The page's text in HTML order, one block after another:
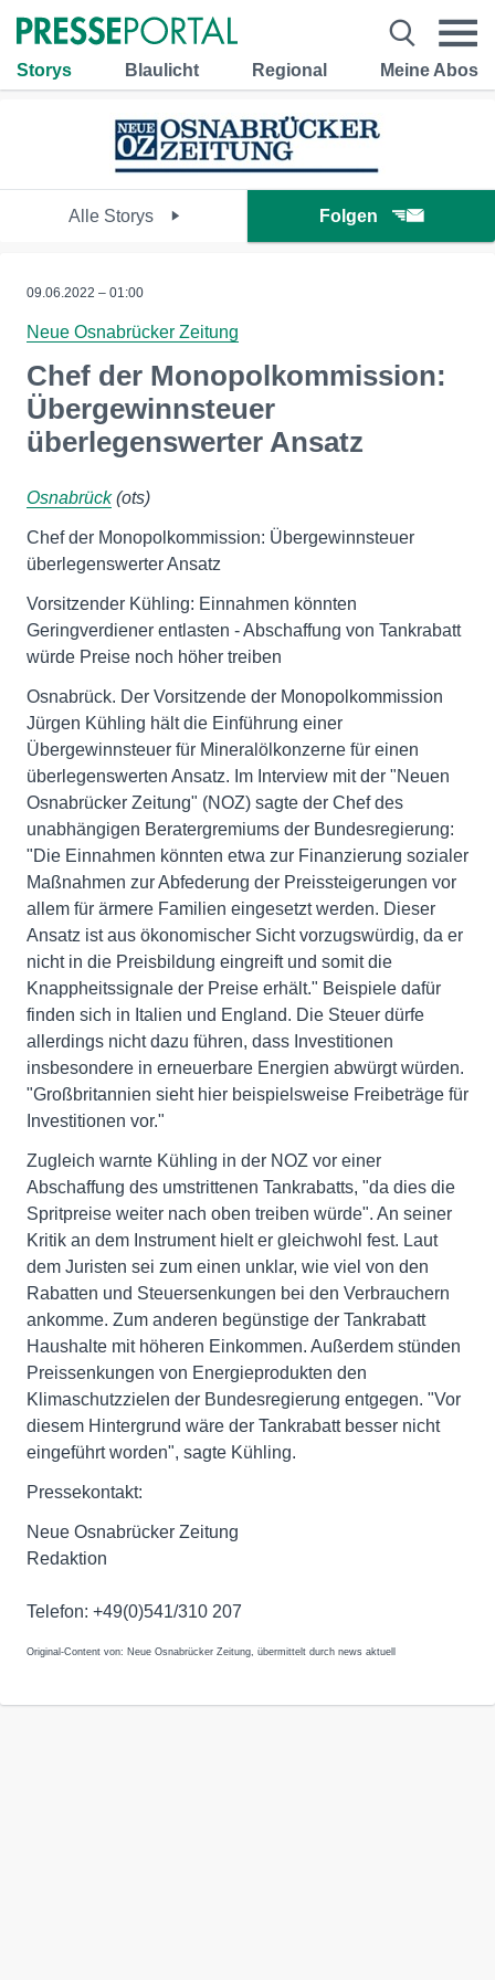
Storys Blaulicht Regional Meine Abos
Alle Storys Folgen
09.06.2022 – 01:00
Neue Osnabrücker Zeitung
Chef der Monopolkommission:
Übergewinnsteuer
überlegenswerter Ansatz
Osnabrück(ots)
Chef der Monopolkommission: Übergewinnsteuer
überlegenswerter Ansatz
Vorsitzender Kühling: Einnahmen könnten
Geringverdiener entlasten - Abschaffung von Tankrabatt
würde Preise noch höher treiben
Osnabrück. Der Vorsitzende der Monopolkommission
Jürgen Kühling hält die Einführung einer
Übergewinnsteuer für Mineralölkonzerne für einen
überlegenswerten Ansatz. Im Interview mit der "Neuen
Osnabrücker Zeitung" (NOZ) sagte der Chef des
unabhängigen Beratergremiums der Bundesregierung:
"Die Einnahmen könnten etwa zur Finanzierung sozialer
Maßnahmen zur Abfederung der Preissteigerungen vor
allem für ärmere Familien eingesetzt werden. Dieser
Ansatz ist aus ökonomischer Sicht vorzugswürdig, da er
nicht in die Preisbildung eingreift und somit die
Knappheitssignale der Preise erhält." Beispiele dafür
finden sich in Italien und England. Die Steuer dürfe
allerdings nicht dazu führen, dass Investitionen
insbesondere in erneuerbare Energien abwürgt würden.
"Großbritannien sieht hier beispielsweise Freibeträge für
Investitionen vor."
Zugleich warnte Kühling in der NOZ vor einer
Abschaffung des umstrittenen Tankrabatts, "da dies die
Spritpreise weiter nach oben treiben würde". An seiner
Kritik an dem Instrument hielt er gleichwohl fest. Laut
dem Juristen sei zum einen unklar, wie viel von den
Rabatten und Steuersenkungen bei den Verbrauchern
ankomme. Zum anderen begünstige der Tankrabatt
Haushalte mit höheren Einkommen. Außerdem stünden
Preissenkungen von Energieprodukten den
Klimaschutzzielen der Bundesregierung entgegen. "Vor
diesem Hintergrund wäre der Tankrabatt besser nicht
eingeführt worden", sagte Kühling.
Pressekontakt:
Neue Osnabrücker Zeitung
Redaktion
Telefon: +49(0)541/310 207
Original-Content von: Neue Osnabrücker Zeitung, übermittelt durch news aktuell